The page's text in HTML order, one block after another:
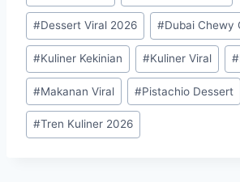
Tags:
#Dessert Viral 2026 #Dubai Chewy
#Kuliner Kekinian #Kuliner Viral #
#Makanan Viral #Pistachio Dessert
#Tren Kuliner 2026